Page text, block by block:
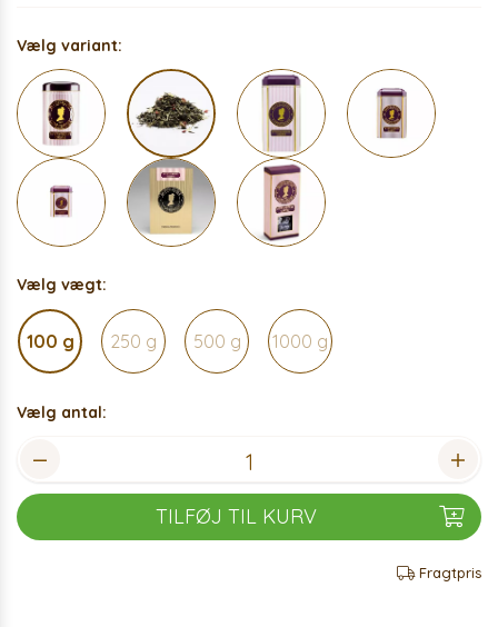
Vælg variant:
Vælg vægt:
100 g 250 g 500 g 1000 g
Vælg antal:
TILFØJ TIL KURV
Fragtpris